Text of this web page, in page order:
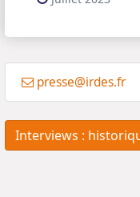
presse@irdes.fr
Interviews :